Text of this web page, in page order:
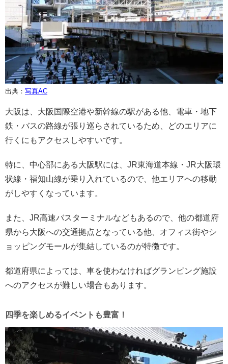
出典： 写真AC
大阪は、大阪国際空港や新幹線の駅がある他、電車・地下
鉄・バスの路線が張り巡らされているため、どのエリアに
行くにもアクセスしやすいです。
特に、中心部にある大阪駅には、JR東海道本線・JR大阪環
状線・福知山線が乗り入れているので、他エリアへの移動
がしやすくなっています。
また、JR高速バスターミナルなどもあるので、他の都道府
県から大阪への交通拠点となっている他、オフィス街やシ
ョッピングモールが集結しているのが特徴です。
都道府県によっては、車を使わなければグランピング施設
へのアクセスが難しい場合もあります。
四季を楽しめるイベントも豊富！